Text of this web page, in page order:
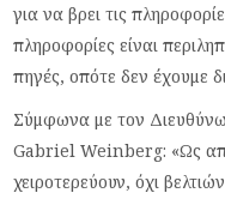
για να βρει τις
πληροφορίες είναι
πηγές, οπότε δεν έχουμε
Σύμφωνα με τον
Gabriel Weinberg: «Ως
χειροτερεύουν, όχι